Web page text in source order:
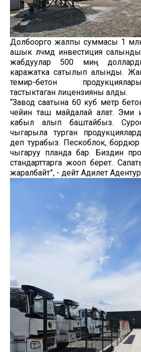
Долбоорго жалпы суммасы 1
ашык өлчөмдө инвестиция
жабдуулар 500 миң
каражатка сатылып алынды.
темир-бетон
тастыктаган лицензияны алды.
“Завод саатына 60 куб метр
чейин таш майдалай алат. Эми
кабыл алып баштайбыз.
чыгарыла турган
деп турабыз. Пескоблок,
чыгаруу планда бар. Биздин
стандарттарга жооп берет.
жаралбайт”, - дейт Адилет